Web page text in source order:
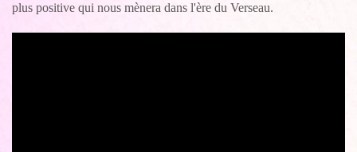
plus positive qui nous mènera dans l'ère du Verseau.